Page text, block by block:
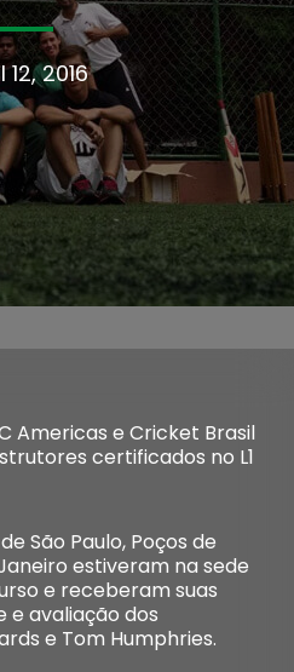
2016
Americas e Cricket Brasil
certificados no L1
São Paulo, Poços de
estiveram na sede
e receberam suas
e avaliação dos
e Tom Humphries.